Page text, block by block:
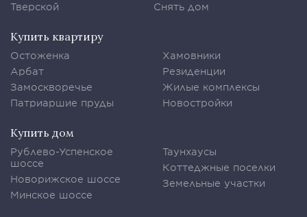
Тверской
Снять дом
Купить квартиру
Остоженка
Арбат
Замоскворечье
Патриаршие пруды
Хамовники
Резиденции
Жилые комплексы
Новостройки
Купить дом
Рублево-Успенское
шоссе
Новорижское шоссе
Минское шоссе
Таунхаусы
Коттеджные поселки
Земельные участки